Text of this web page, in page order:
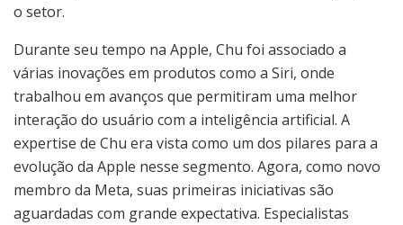
o setor.
Durante seu tempo na Apple, Chu foi associado a
várias inovações em produtos como a Siri, onde
trabalhou em avanços que permitiram uma melhor
interação do usuário com a inteligência artificial. A
expertise de Chu era vista como um dos pilares para a
evolução da Apple nesse segmento. Agora, como novo
membro da Meta, suas primeiras iniciativas são
aguardadas com grande expectativa. Especialistas